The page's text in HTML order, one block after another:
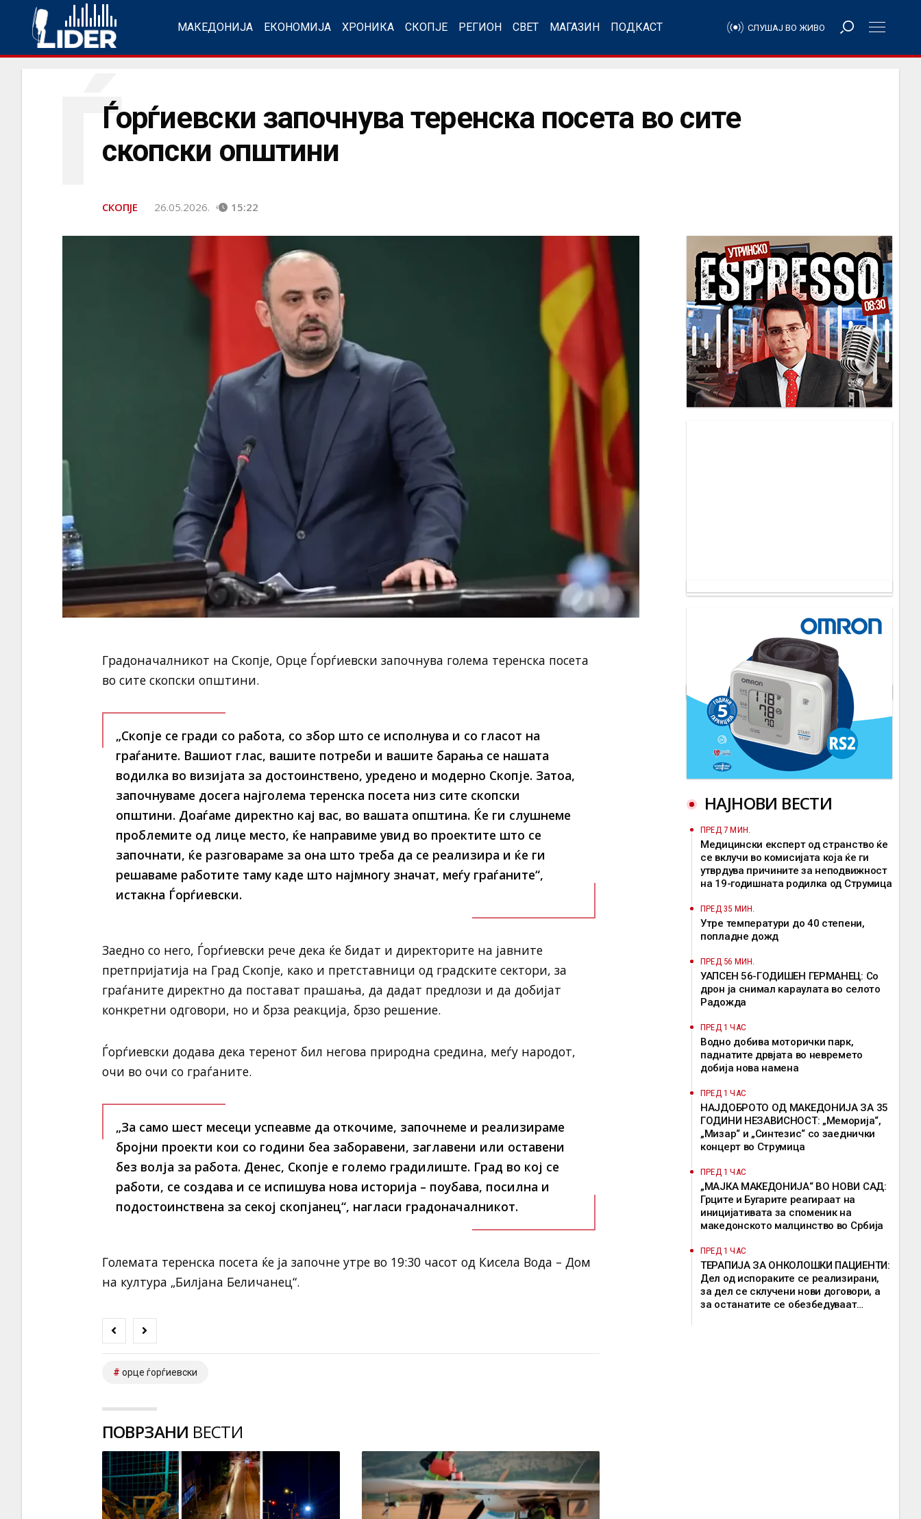
МАКЕДОНИЈА ЕКОНОМИЈА ХРОНИКА СКОПЈЕ РЕГИОН СВЕТ МАГАЗИН ПОДКАСТ СЛУШАЈ ВО ЖИВО
Ѓорѓиевски започнува теренска посета во сите
скопски општини
Ѓ
СКОПЈЕ 26.05.2026. 15:22
Градоначалникот на Скопје, Орце Ѓорѓиевски започнува голема теренска посета
во сите скопски општини.
„Скопје се гради со работа, со збор што се исполнува и со гласот на
граѓаните. Вашиот глас, вашите потреби и вашите барања се нашата
водилка во визијата за достоинствено, уредено и модерно Скопје. Затоа,
започнуваме досега најголема теренска посета низ сите скопски
општини. Доаѓаме директно кај вас, во вашата општина. Ќе ги слушнеме
проблемите од лице место, ќе направиме увид во проектите што се
започнати, ќе разговараме за она што треба да се реализира и ќе ги
решаваме работите таму каде што најмногу значат, меѓу граѓаните“,
истакна Ѓорѓиевски.
Заедно со него, Ѓорѓиевски рече дека ќе бидат и директорите на јавните
претпријатија на Град Скопје, како и претставници од градските сектори, за
граѓаните директно да постават прашања, да дадат предлози и да добијат
конкретни одговори, но и брза реакција, брзо решение.
Ѓорѓиевски додава дека теренот бил негова природна средина, меѓу народот,
очи во очи со граѓаните.
„За само шест месеци успеавме да откочиме, започнеме и реализираме
бројни проекти кои со години беа заборавени, заглавени или оставени
без волја за работа. Денес, Скопје е големо градилиште. Град во кој се
работи, се создава и се испишува нова историја – поубава, посилна и
подостоинствена за секој скопјанец“, нагласи градоначалникот.
Големата теренска посета ќе ја започне утре во 19:30 часот од Кисела Вода – Дом
на култура „Билјана Беличанец“.
орце ѓорѓиевски
ПОВРЗАНИ ВЕСТИ
НАЈНОВИ ВЕСТИ
ПРЕД 7 МИН.
Медицински експерт од странство ќе
се вклучи во комисијата која ќе ги
утврдува причините за неподвижност
на 19-годишната родилка од Струмица
ПРЕД 35 МИН.
Утре температури до 40 степени,
попладне дожд
ПРЕД 56 МИН.
УАПСЕН 56-ГОДИШЕН ГЕРМАНЕЦ: Со
дрон ја снимал караулата во селото
Радожда
ПРЕД 1 ЧАС
Водно добива моторички парк,
паднатите дрвјата во невремето
добија нова намена
ПРЕД 1 ЧАС
НАЈДОБРОТО ОД МАКЕДОНИЈА ЗА 35
ГОДИНИ НЕЗАВИСНОСТ: „Меморија“,
„Мизар“ и „Синтезис“ со заеднички
концерт во Струмица
ПРЕД 1 ЧАС
„МАЈКА МАКЕДОНИЈА“ ВО НОВИ САД:
Грците и Бугарите реагираат на
иницијативата за споменик на
македонското малцинство во Србија
ПРЕД 1 ЧАС
ТЕРАПИЈА ЗА ОНКОЛОШКИ ПАЦИЕНТИ:
Дел од испораките се реализирани,
за дел се склучени нови договори, а
за останатите се обезбедуваат